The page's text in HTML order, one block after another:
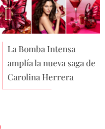
La Bomba Intensa
amplía la nueva saga de
Carolina Herrera